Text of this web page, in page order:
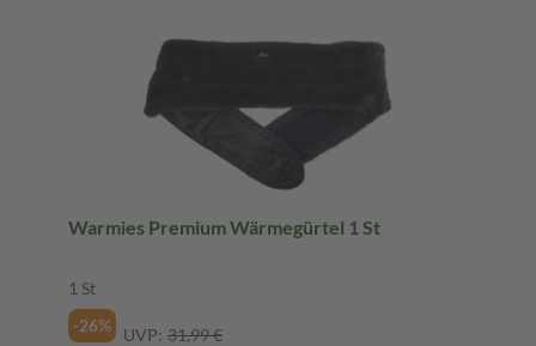
Warmies Premium Wärmegürtel 1 St
1 St
-26%
UVP: 31,99 €